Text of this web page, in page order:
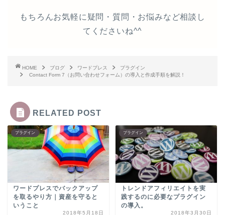
もちろんお気軽に疑問・質問・お悩みなど相談し
てくださいね^^
HOME ブログ ワードプレス
プラグイン
Contact Form 7（お問い合わせフォーム）の導入と作成手順を解説！
RELATED POST
プラグイン
ワードプレスでバックアップ
を取るやり方｜資産を守ると
いうこと
2018年5月18日
プラグイン
トレンドアフィリエイトを実
践するのに必要なプラグイン
の導入。
2018年3月30日